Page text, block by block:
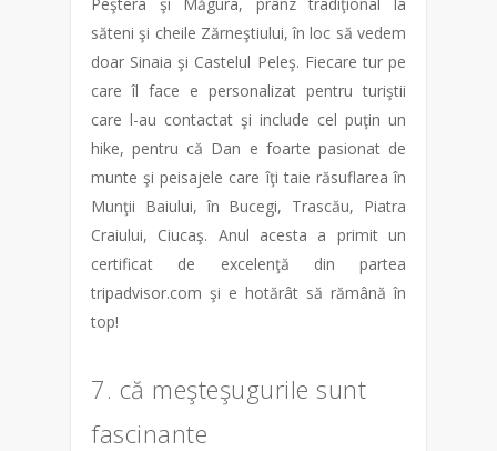
săteni şi cheile Zărneştiului, în loc să vedem
doar Sinaia şi Castelul Peleş. Fiecare tur pe
care îl face e personalizat pentru turiştii
care l-au contactat şi include cel puţin un
hike, pentru că Dan e foarte pasionat de
munte şi peisajele care îţi taie răsuflarea în
Munţii Baiului, în Bucegi, Trascău, Piatra
Craiului, Ciucaş. Anul acesta a primit un
certificat de excelenţă din partea
tripadvisor.com şi e hotărât să rămână în
top!
7. că meşteşugurile sunt
fascinante